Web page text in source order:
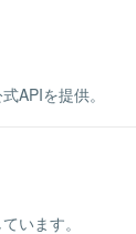
APIを提供。
います。